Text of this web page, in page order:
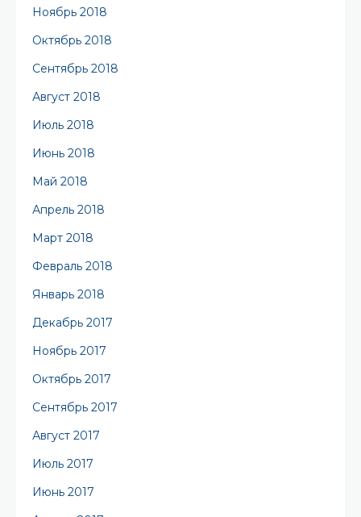
Ноябрь 2018
Октябрь 2018
Сентябрь 2018
Август 2018
Июль 2018
Июнь 2018
Май 2018
Апрель 2018
Март 2018
Февраль 2018
Январь 2018
Декабрь 2017
Ноябрь 2017
Октябрь 2017
Сентябрь 2017
Август 2017
Июль 2017
Июнь 2017